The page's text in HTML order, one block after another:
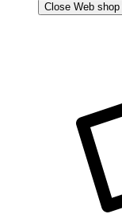
Close Web shop